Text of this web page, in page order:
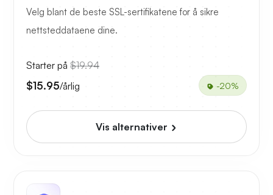
Velg blant de beste SSL-sertifikatene for å sikre
nettsteddataene dine.
Starter på $19.94
$15.95/årlig -20%
Vis alternativer